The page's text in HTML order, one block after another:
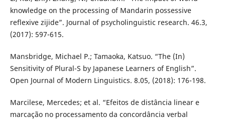
knowledge on the processing of Mandarin possessive
reflexive zijide”. Journal of psycholinguistic research. 46.3,
(2017): 597-615.
Mansbridge, Michael P.; Tamaoka, Katsuo. “The (In)
Sensitivity of Plural-S by Japanese Learners of English”.
Open Journal of Modern Linguistics. 8.05, (2018): 176-198.
Marcilese, Mercedes; et al. “Efeitos de distância linear e
marcação no processamento da concordância verbal